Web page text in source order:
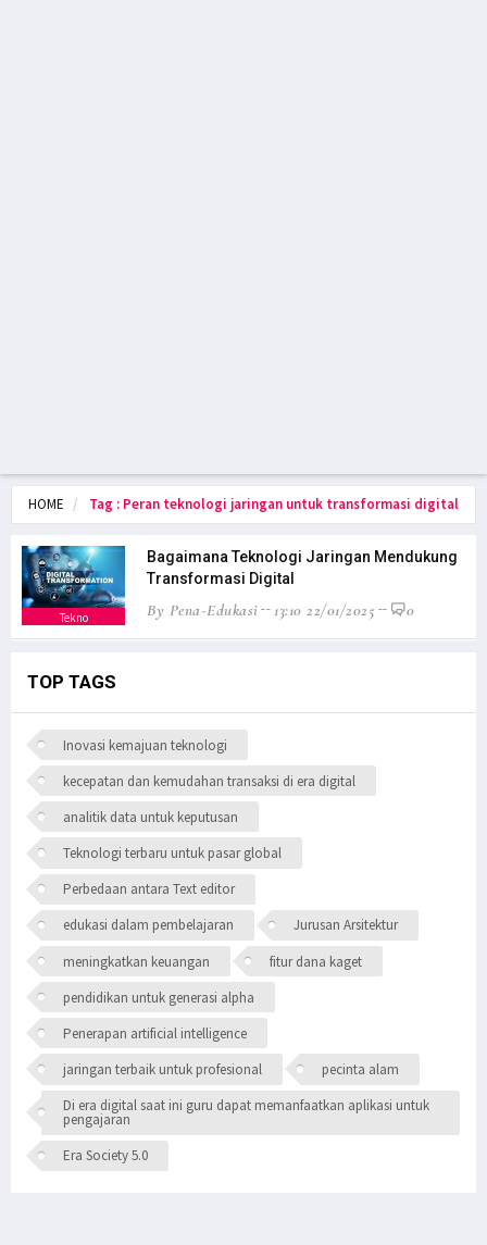
HOME Tag : Peran teknologi jaringan untuk transformasi digital
Tekno
Bagaimana Teknologi Jaringan Mendukung
Transformasi Digital
By Pena-Edukasi 13:10 22/01/2025 0
TOP TAGS
Inovasi kemajuan teknologi
kecepatan dan kemudahan transaksi di era digital
analitik data untuk keputusan
Teknologi terbaru untuk pasar global
Perbedaan antara Text editor
edukasi dalam pembelajaran
Jurusan Arsitektur
meningkatkan keuangan
fitur dana kaget
pendidikan untuk generasi alpha
Penerapan artificial intelligence
jaringan terbaik untuk profesional
pecinta alam
Di era digital saat ini guru dapat memanfaatkan aplikasi untuk
pengajaran
Era Society 5.0